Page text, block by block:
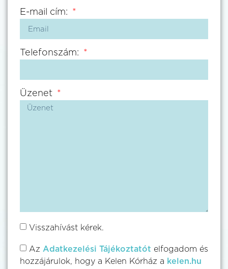
E-mail cím:
Telefonszám:
Üzenet
Visszahívást kérek.
Az Adatkezelési Tájékoztatót elfogadom és
hozzájárulok, hogy a Kelen Kórház a kelen.hu